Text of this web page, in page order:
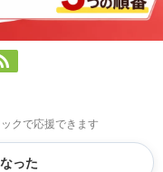
クで応援できます
った